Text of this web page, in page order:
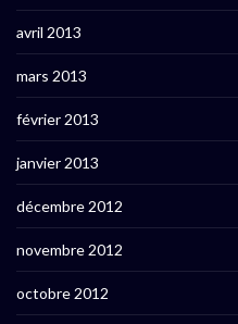
avril 2013
mars 2013
février 2013
janvier 2013
décembre 2012
novembre 2012
octobre 2012